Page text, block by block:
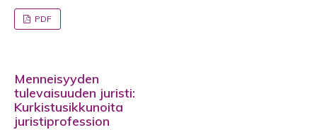
PDF
Menneisyyden
tulevaisuuden juristi:
Kurkistusikkunoita
juristiprofession